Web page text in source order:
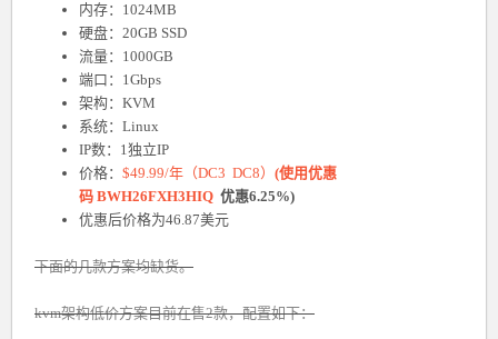
内存：1024MB
硬盘：20GB SSD
流量：1000GB
端口：1Gbps
架构：KVM
系统：Linux
IP数：1独立IP
价格： $49.99/年（DC3 DC8） (使用优惠
码 BWH26FXH3HIQ 优惠6.25%)
优惠后价格为46.87美元
下面的几款方案均缺货。
kvm架构低价方案目前在售2款，配置如下：